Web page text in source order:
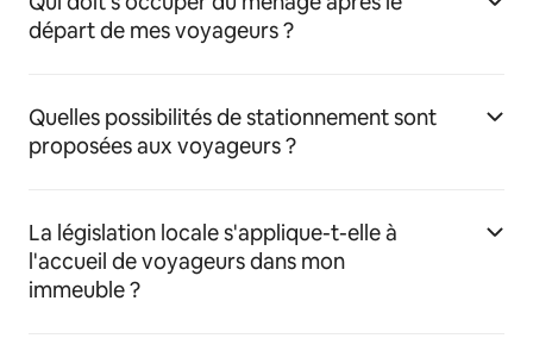
départ de mes voyageurs ?
Quelles possibilités de stationnement sont
proposées aux voyageurs ?
La législation locale s'applique-t-elle à
l'accueil de voyageurs dans mon
immeuble ?